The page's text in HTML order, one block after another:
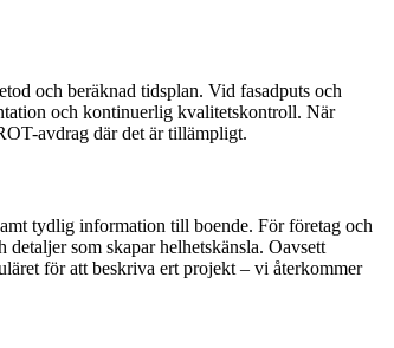
och beräknad tidsplan. Vid fasadputs och
och kontinuerlig kvalitetskontroll. När
avdrag där det är tillämpligt.
tydlig information till boende. För företag och
som skapar helhetskänsla. Oavsett
för att beskriva ert projekt – vi återkommer